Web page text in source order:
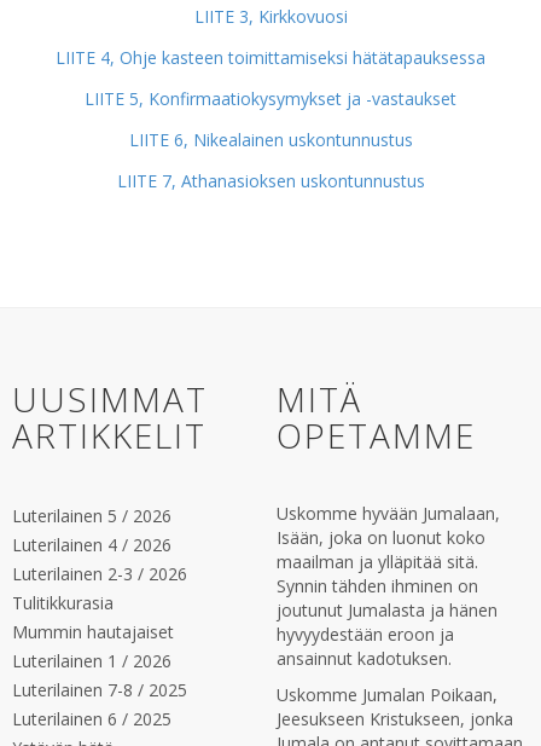
LIITE 3, Kirkkovuosi
LIITE 4, Ohje kasteen toimittamiseksi hätätapauksessa
LIITE 5, Konfirmaatiokysymykset ja -vastaukset
LIITE 6, Nikealainen uskontunnustus
LIITE 7, Athanasioksen uskontunnustus
UUSIMMAT
ARTIKKELIT
Luterilainen 5 / 2026
Luterilainen 4 / 2026
Luterilainen 2-3 / 2026
Tulitikkurasia
Mummin hautajaiset
Luterilainen 1 / 2026
Luterilainen 7-8 / 2025
Luterilainen 6 / 2025
MITÄ
OPETAMME
Uskomme hyvään Jumalaan,
Isään, joka on luonut koko
maailman ja ylläpitää sitä.
Synnin tähden ihminen on
joutunut Jumalasta ja hänen
hyvyydestään eroon ja
ansainnut kadotuksen.
Uskomme Jumalan Poikaan,
Jeesukseen Kristukseen, jonka